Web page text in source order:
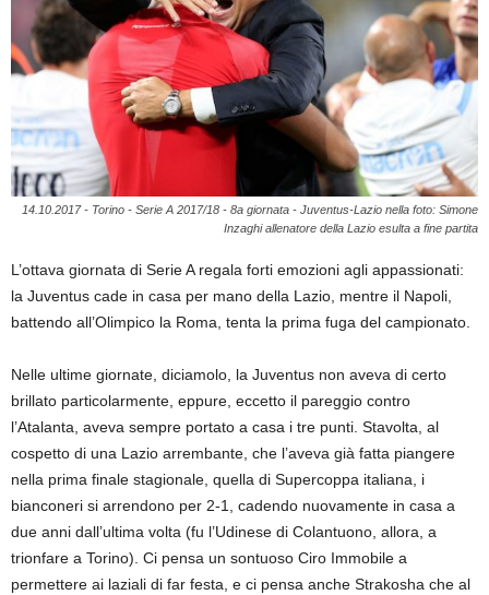
14.10.2017 - Torino - Serie A 2017/18 - 8a giornata - Juventus-Lazio nella foto: Simone
Inzaghi allenatore della Lazio esulta a fine partita
L’ottava giornata di Serie A regala forti emozioni agli appassionati:
la Juventus cade in casa per mano della Lazio, mentre il Napoli,
battendo all’Olimpico la Roma, tenta la prima fuga del campionato.
Nelle ultime giornate, diciamolo, la Juventus non aveva di certo
brillato particolarmente, eppure, eccetto il pareggio contro
l’Atalanta, aveva sempre portato a casa i tre punti. Stavolta, al
cospetto di una Lazio arrembante, che l’aveva già fatta piangere
nella prima finale stagionale, quella di Supercoppa italiana, i
bianconeri si arrendono per 2-1, cadendo nuovamente in casa a
due anni dall’ultima volta (fu l’Udinese di Colantuono, allora, a
trionfare a Torino). Ci pensa un sontuoso Ciro Immobile a
permettere ai laziali di far festa, e ci pensa anche Strakosha che al